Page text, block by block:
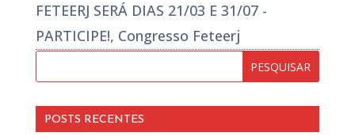
FETEERJ SERÁ DIAS 21/03 E 31/07 -
PARTICIPE!, Congresso Feteerj
POSTS RECENTES